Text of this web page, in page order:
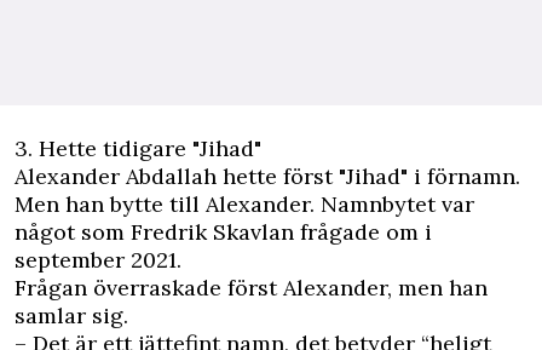
3. Hette tidigare "Jihad"
Alexander Abdallah hette först "Jihad" i förnamn.
Men han bytte till Alexander. Namnbytet var
något som Fredrik Skavlan frågade om i
september 2021.
Frågan överraskade först Alexander, men han
samlar sig.
– Det är ett jättefint namn, det betyder “heligt